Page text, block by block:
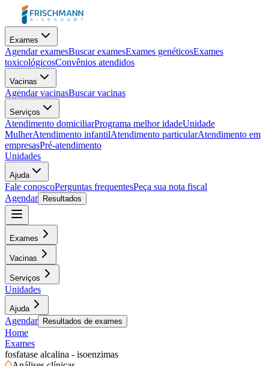
Exames
Agendar examesBuscar examesExames genéticosExames
toxicológicosConvênios atendidos
Vacinas
Agendar vacinasBuscar vacinas
Serviços
Atendimento domiciliarPrograma melhor idadeUnidade
MulherAtendimento infantilAtendimento particularAtendimento em
empresasPré-atendimento
Unidades
Ajuda
Fale conoscoPerguntas frequentesPeça sua nota fiscal
Agendar
Resultados
Exames
Vacinas
Serviços
Unidades
Ajuda
Agendar Resultados de exames
Home
Exames
fosfatase alcalina - isoenzimas